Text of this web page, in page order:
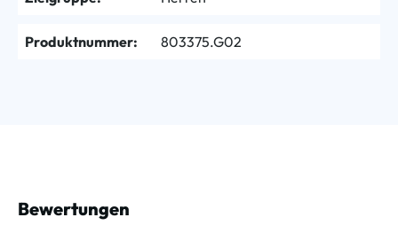
Produktnummer: 803375.G02
Bewertungen